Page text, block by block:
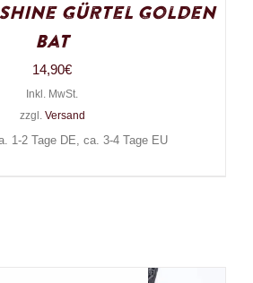
Gürtel Golden
Bat
14,90€
Inkl. MwSt.
zzgl. Versand
1-2 Tage DE, ca. 3-4 Tage EU